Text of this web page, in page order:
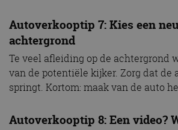
Autoverkooptip 7: Kies een
achtergrond
Te veel afleiding op de achtergrond
van de potentiële kijker. Zorg dat de
springt. Kortom: maak van de auto
Autoverkooptip 8: Een video?